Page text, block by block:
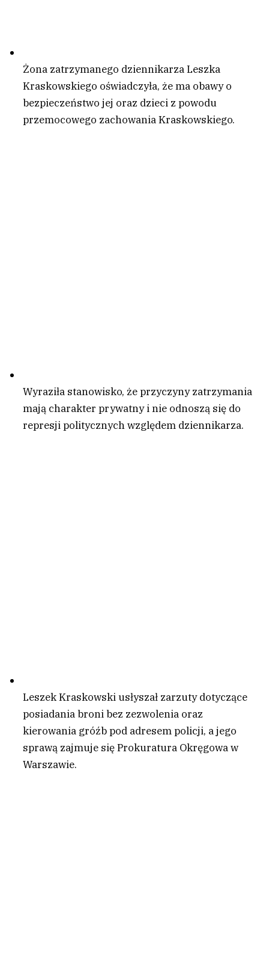
Żona zatrzymanego dziennikarza Leszka
Kraskowskiego oświadczyła, że ma obawy o
bezpieczeństwo jej oraz dzieci z powodu
przemocowego zachowania Kraskowskiego.
Wyraziła stanowisko, że przyczyny zatrzymania
mają charakter prywatny i nie odnoszą się do
represji politycznych względem dziennikarza.
Leszek Kraskowski usłyszał zarzuty dotyczące
posiadania broni bez zezwolenia oraz
kierowania gróźb pod adresem policji, a jego
sprawą zajmuje się Prokuratura Okręgowa w
Warszawie.